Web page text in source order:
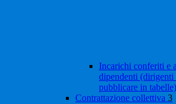
Incarichi conferiti e
dipendenti
pubblicare in tabelle)
Contrattazione collettiva 3